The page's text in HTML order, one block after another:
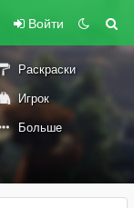
Войти
Раскраски
Игрок
Больше